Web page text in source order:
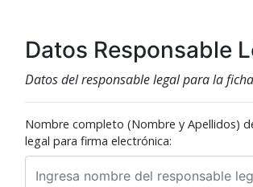
Datos Responsable
Datos del responsable legal para la
Nombre completo (Nombre y Apellidos)
legal para firma electrónica: